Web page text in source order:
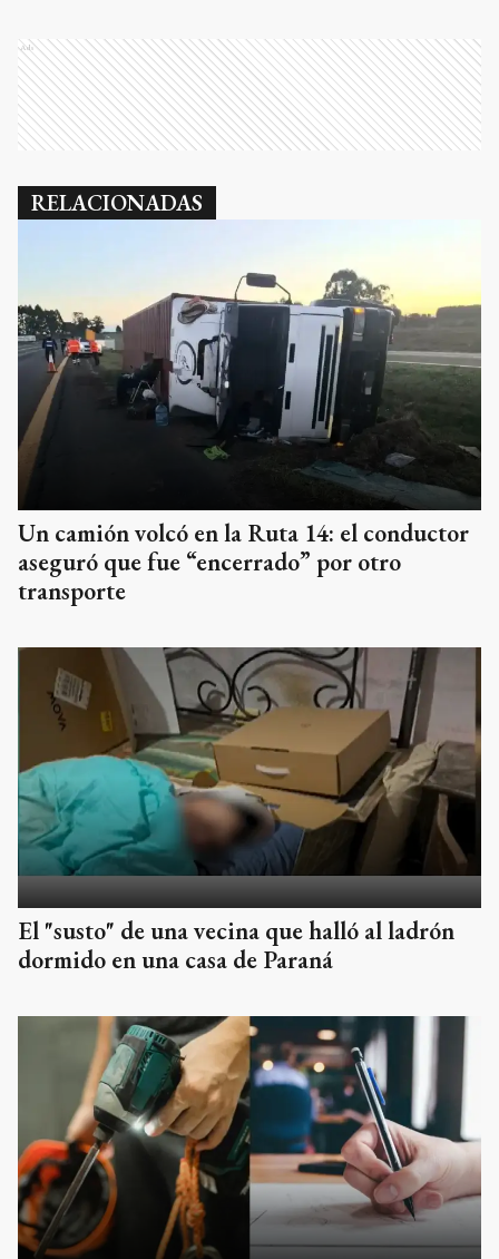
Ads
RELACIONADAS
Un camión volcó en la Ruta 14: el conductor
aseguró que fue “encerrado” por otro
transporte
El "susto" de una vecina que halló al ladrón
dormido en una casa de Paraná